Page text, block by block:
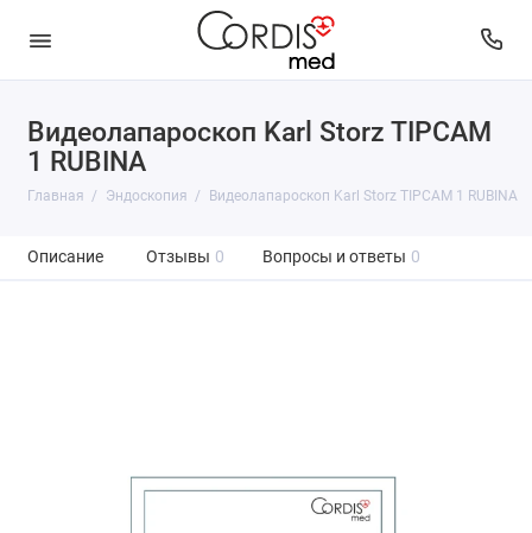
Видеолапароскоп Karl Storz TIPCAM
1 RUBINA
Главная Эндоскопия Видеолапароскоп Karl Storz TIPCAM 1 RUBINA
Описание Отзывы 0 Вопросы и ответы 0